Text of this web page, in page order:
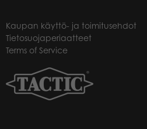
Kaupan käyttö- ja toimitusehdot
Tietosuojaperiaatteet
Terms of Service